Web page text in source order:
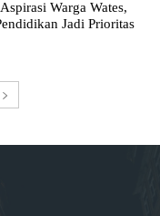
Warga Wates,
Jadi Prioritas